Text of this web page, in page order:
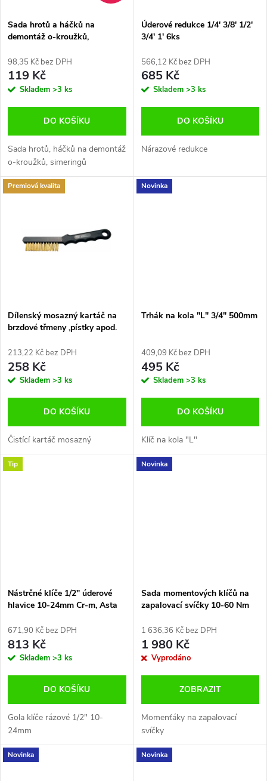
p
r
o
u
k
s
p
r
o
d
u
k
Sada hrotů a háčků na
demontáž o-kroužků,
98,35 Kč bez DPH
119 Kč
Skladem >3 ks
DO KOŠÍKU
Sada hrotů, háčků na demontáž
o-kroužků, simeringů
Úderové redukce 1/4' 3/8' 1/2'
3/4' 1' 6ks
566,12 Kč bez DPH
685 Kč
Skladem >3 ks
DO KOŠÍKU
Nárazové redukce
Premiová kvalita
Dílenský mosazný kartáč na
brzdové třmeny ,pístky apod.
213,22 Kč bez DPH
258 Kč
Skladem >3 ks
DO KOŠÍKU
Čistící kartáč mosazný
Novinka
Trhák na kola "L" 3/4" 500mm
409,09 Kč bez DPH
495 Kč
Skladem >3 ks
DO KOŠÍKU
Klíč na kola "L"
Tip
Nástrčné klíče 1/2" úderové
hlavice 10-24mm Cr-m, Asta
671,90 Kč bez DPH
813 Kč
Skladem >3 ks
DO KOŠÍKU
Gola klíče rázové 1/2" 10-
24mm
Novinka
Sada momentových klíčů na
zapalovací svíčky 10-60 Nm
Yato YT-07843
1 636,36 Kč bez DPH
1 980 Kč
Vyprodáno
ZOBRAZIT
Momenťáky na zapalovací
svíčky
Novinka Novinka